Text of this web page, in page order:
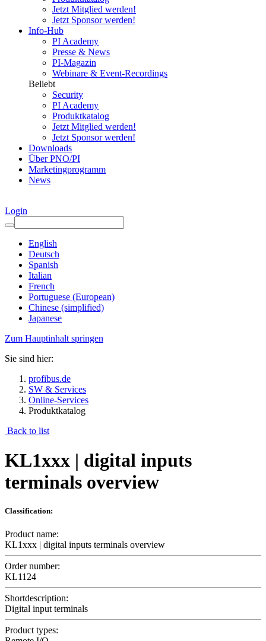
Jetzt Mitglied werden!
Jetzt Sponsor werden!
Info-Hub
PI Academy
Presse & News
PI-Magazin
Webinare & Event-Recordings
Beliebt
Security
PI Academy
Produktkatalog
Jetzt Mitglied werden!
Jetzt Sponsor werden!
Downloads
Über PNO/PI
Marketingprogramm
News
Login
English
Deutsch
Spanish
Italian
French
Portuguese (European)
Chinese (simplified)
Japanese
Zum Hauptinhalt springen
Sie sind hier:
profibus.de
SW & Services
Online-Services
Produktkatalog
Back to list
KL1xxx | digital inputs
terminals overview
Classification:
Product name:
KL1xxx | digital inputs terminals overview
Order number:
KL1124
Shortdescription:
Digital input terminals
Product types: